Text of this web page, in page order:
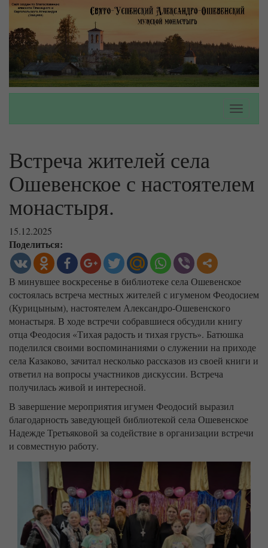
Toggle
Встреча жителей села
Ошевенское с настоятелем
монастыря.
15.12.2025
Поделиться:
В минувшее воскресенье в библиотеке села Ошевенское
состоялась встреча местных жителей с игуменом Феодосием
(Курицыным), настоятелем Александро-Ошевенского
монастыря. В ходе встречи собравшиеся обсудили книгу
отца Феодосия «Тихая радость и тихая грусть». Батюшка
поделился своими воспоминаниями о служении на приходе
села Казаково, зачитал несколько рассказов из своей книги и
ответил на вопросы участников дискуссии. Встреча
получилась живой и интересной.
В завершение мероприятия игумен Феодосий выразил
благодарность заведующей библиотекой села Ошевенское
Надежде Третьяковой за содействие в организации встречи
и совместную работу.